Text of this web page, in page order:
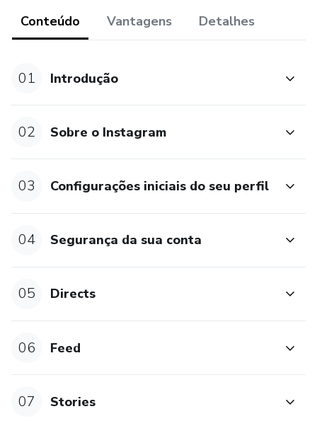
Conteúdo Vantagens Detalhes
01 Introdução
02 Sobre o Instagram
03 Configurações iniciais do seu perfil
04 Segurança da sua conta
05 Directs
06 Feed
07 Stories